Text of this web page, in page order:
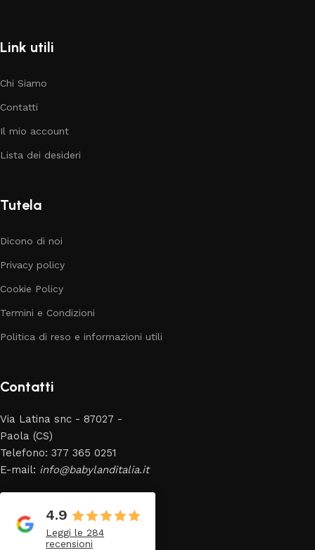
Link utili
Chi Siamo
Contatti
Il mio account
Lista dei desideri
Tutela
Dicono di noi
Privacy policy
Cookie Policy
Termini e Condizioni
Politica di reso e informazioni utili
Contatti
Via Latina snc - 87027 -
Paola (CS)
Telefono: 377 365 0251
E-mail: info@babylanditalia.it
4.9
Leggi le 284
recensioni